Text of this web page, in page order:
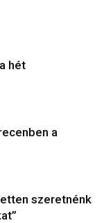
hét
a
szeretnénk